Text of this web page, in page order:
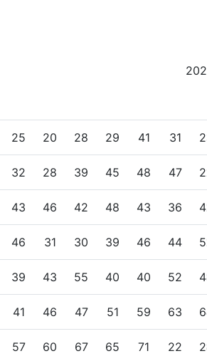
25 20 28 29 41 31
32 28 39 45 48 47
43 46 42 48 43 36
46 31 30 39 46 44
39 43 55 40 40 52
41 46 47 51 59 63
57 60 67 65 71 22